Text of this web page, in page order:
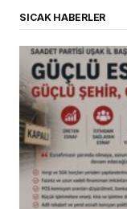
SICAK HABERLER